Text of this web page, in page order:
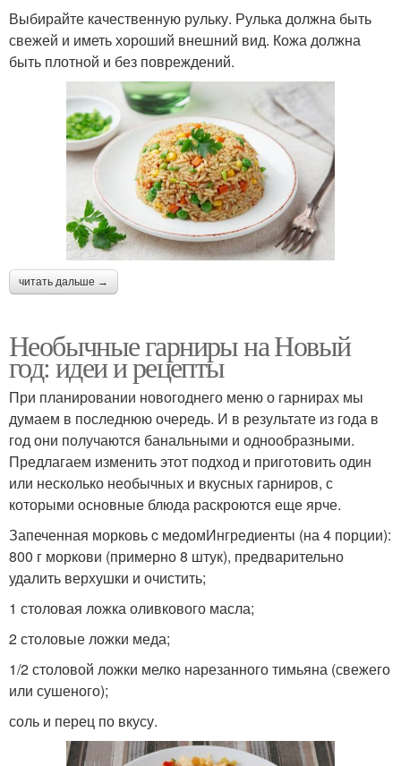
Выбирайте качественную рульку. Рулька должна быть
свежей и иметь хороший внешний вид. Кожа должна
быть плотной и без повреждений.
читать дальше →
Необычные гарниры на Новый
год: идеи и рецепты
При планировании новогоднего меню о гарнирах мы
думаем в последнюю очередь. И в результате из года в
год они получаются банальными и однообразными.
Предлагаем изменить этот подход и приготовить один
или несколько необычных и вкусных гарниров, с
которыми основные блюда раскроются еще ярче.
Запеченная морковь c медомИнгредиенты (на 4 порции):
800 г моркови (примерно 8 штук), предварительно
удалить верхушки и очистить;
1 столовая ложка оливкового масла;
2 столовые ложки меда;
1/2 столовой ложки мелко нарезанного тимьяна (свежего
или сушеного);
соль и перец по вкусу.